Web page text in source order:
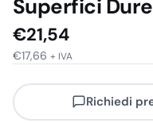
Superfici
€21,54
€17,66 + IVA
Richiedi